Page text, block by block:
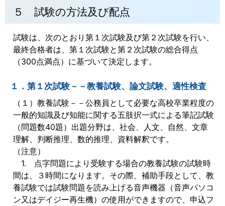
５ 試験の方法及び配点
試験は、次のとおり第１次試験及び第２次試験を行い、
最終合格者は、第１次試験と第２次試験の総合得点
（300点満点）に基づいて決定します。
１．第１次試験－－教養試験、論文試験、適性検査
（１）教養試験－－公務員として必要な高校卒業程度の
一般的知識及び知能に関する五肢択一式による筆記試験
（問題数40題）出題分野は、社会、人文、自然、文章
理解、判断推理、数的推理、資料解釈です。
（注意）
1. 点字問題により受験する場合の教養試験の試験時
間は、３時間になります。その際、補助手段として、教
養試験では試験問題を読み上げる音声機器（音声パソコ
ン又はデイジー再生機）の使用ができますので、申込フ